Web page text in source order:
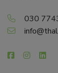
030